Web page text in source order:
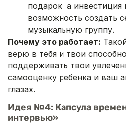
подарок, а инвестиция
возможность создать
музыкальную группу.
Почему это работает:
верю в тебя и твои
поддерживать твои
самооценку ребенка и ваш
глазах.
Идея №4: Капсула
интервью»